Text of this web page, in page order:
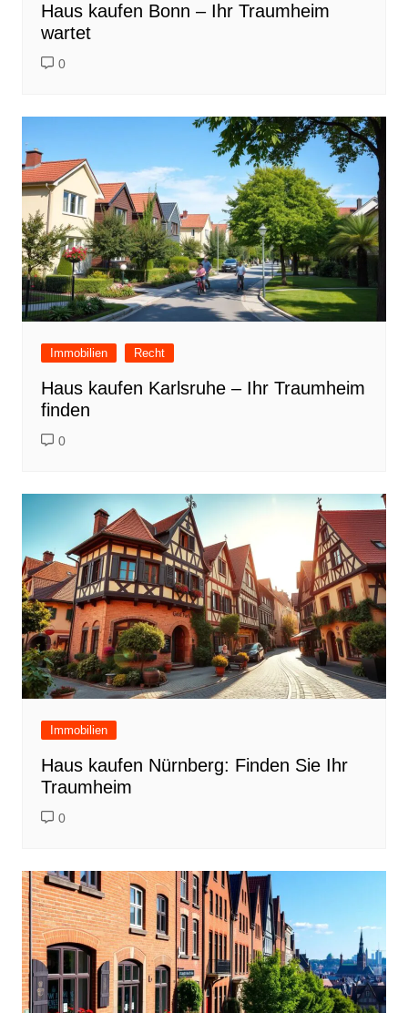
Haus kaufen Bonn – Ihr Traumheim
wartet
0
Immobilien Recht
Haus kaufen Karlsruhe – Ihr Traumheim
finden
0
Immobilien
Haus kaufen Nürnberg: Finden Sie Ihr
Traumheim
0